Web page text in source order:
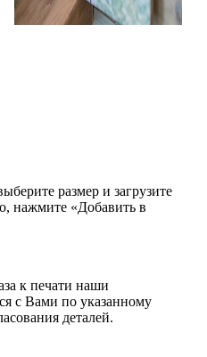
размер и загрузите
нажмите «Добавить в
к печати наши
с Вами по указанному
деталей.